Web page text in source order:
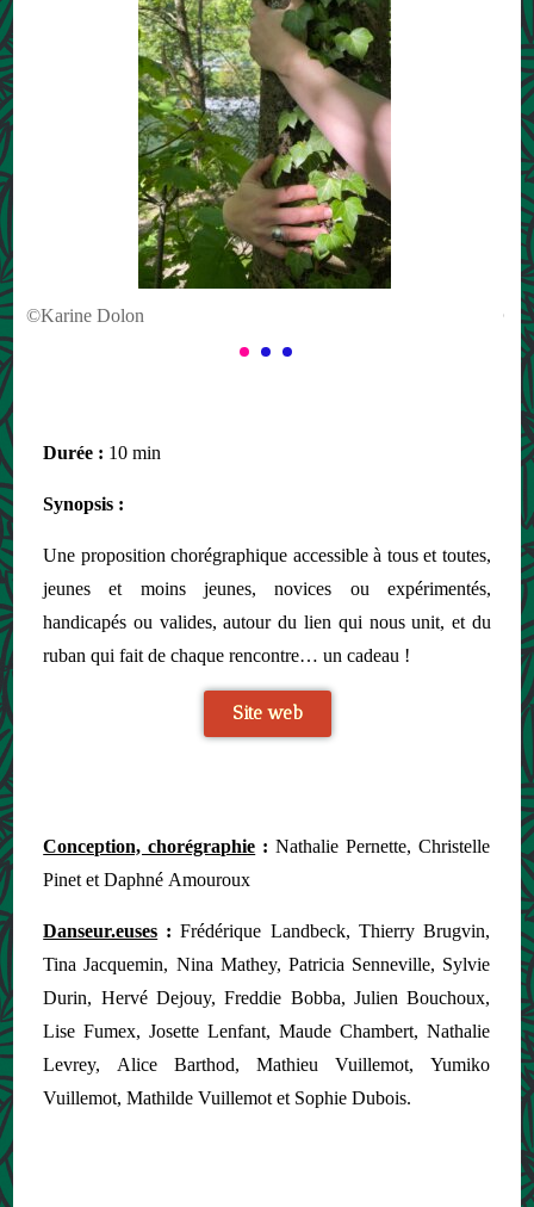
©Karine Dolon
Durée : 10 min
Synopsis :
Une proposition chorégraphique accessible à tous et toutes,
jeunes et moins jeunes, novices ou expérimentés,
handicapés ou valides, autour du lien qui nous unit, et du
ruban qui fait de chaque rencontre… un cadeau !
Site web
Conception, chorégraphie :Nathalie Pernette, Christelle
Pinet et Daphné Amouroux
Danseur.euses :Frédérique Landbeck, Thierry Brugvin,
Tina Jacquemin, Nina Mathey, Patricia Senneville, Sylvie
Durin, Hervé Dejouy, Freddie Bobba, Julien Bouchoux,
Lise Fumex, Josette Lenfant, Maude Chambert, Nathalie
Levrey, Alice Barthod, Mathieu Vuillemot, Yumiko
Vuillemot, Mathilde Vuillemot et Sophie Dubois.